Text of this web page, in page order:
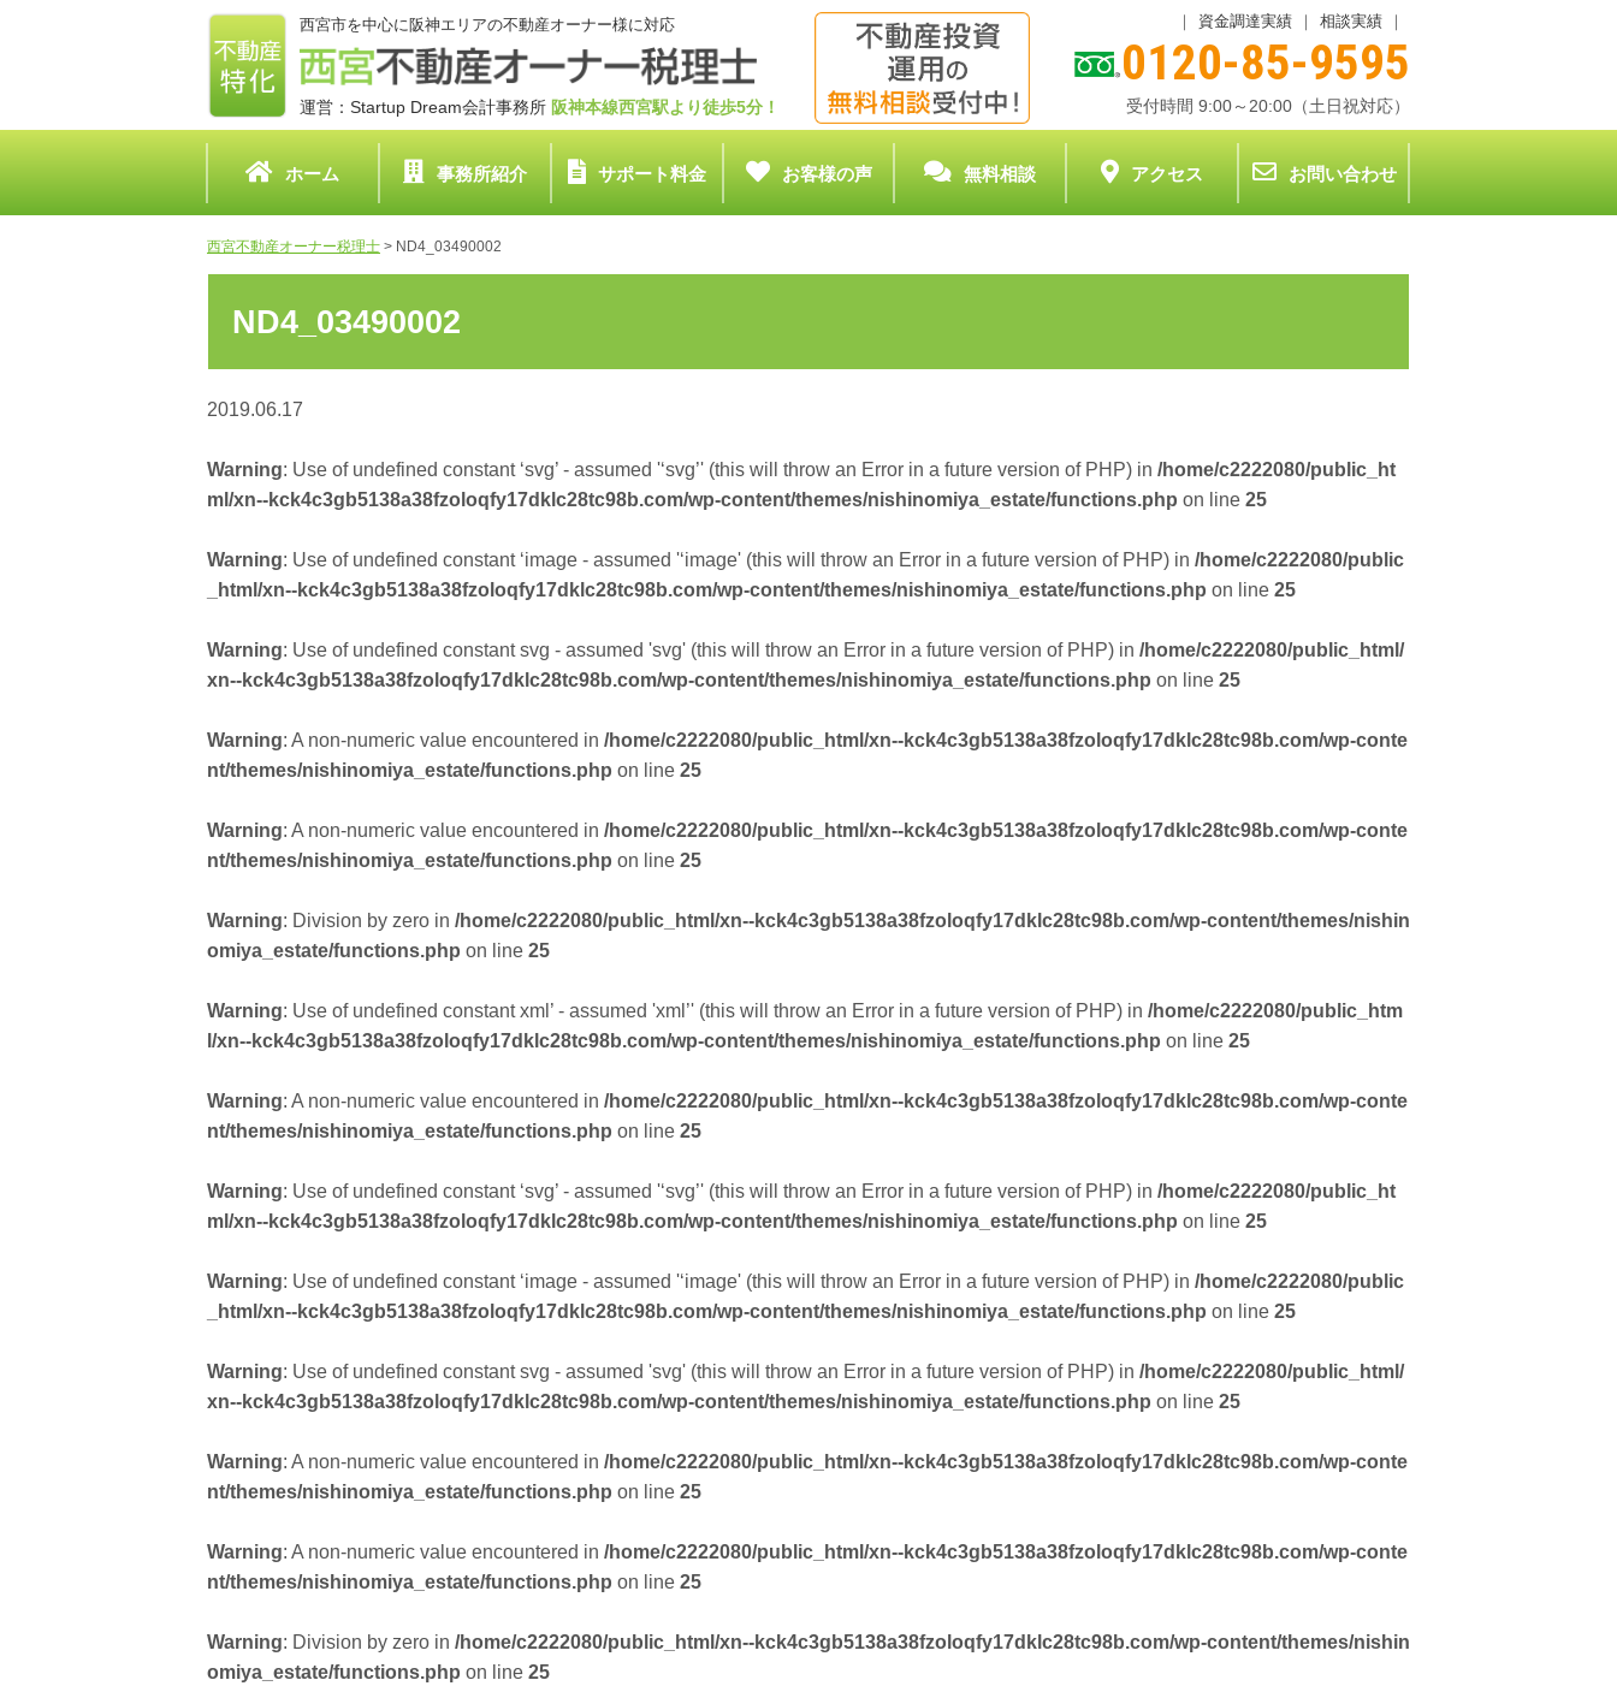
西宮市を中心に阪神エリアの不動産オーナー様に対応
運営：Startup Dream会計事務所 阪神本線西宮駅より徒歩5分！
｜ 資金調達実績 ｜ 相談実績 ｜
0120-85-9595
受付時間 9:00～20:00（土日祝対応）
ホーム 事務所紹介 サポート料金 お客様の声 無料相談 アクセス お問い合わせ
西宮不動産オーナー税理士 > ND4_03490002
ND4_03490002
2019.06.17
Warning: Use of undefined constant ‘svg’ - assumed '‘svg’' (this will throw an Error in a future version of PHP) in /home/c2222080/public_ht
ml/xn--kck4c3gb5138a38fzoloqfy17dklc28tc98b.com/wp-content/themes/nishinomiya_estate/functions.php on line 25
Warning: Use of undefined constant ‘image - assumed '‘image' (this will throw an Error in a future version of PHP) in /home/c2222080/public
_html/xn--kck4c3gb5138a38fzoloqfy17dklc28tc98b.com/wp-content/themes/nishinomiya_estate/functions.php on line 25
Warning: Use of undefined constant svg - assumed 'svg' (this will throw an Error in a future version of PHP) in /home/c2222080/public_html/
xn--kck4c3gb5138a38fzoloqfy17dklc28tc98b.com/wp-content/themes/nishinomiya_estate/functions.php on line 25
Warning: A non-numeric value encountered in /home/c2222080/public_html/xn--kck4c3gb5138a38fzoloqfy17dklc28tc98b.com/wp-conte
nt/themes/nishinomiya_estate/functions.php on line 25
Warning: A non-numeric value encountered in /home/c2222080/public_html/xn--kck4c3gb5138a38fzoloqfy17dklc28tc98b.com/wp-conte
nt/themes/nishinomiya_estate/functions.php on line 25
Warning: Division by zero in /home/c2222080/public_html/xn--kck4c3gb5138a38fzoloqfy17dklc28tc98b.com/wp-content/themes/nishin
omiya_estate/functions.php on line 25
Warning: Use of undefined constant xml’ - assumed 'xml’' (this will throw an Error in a future version of PHP) in /home/c2222080/public_htm
l/xn--kck4c3gb5138a38fzoloqfy17dklc28tc98b.com/wp-content/themes/nishinomiya_estate/functions.php on line 25
Warning: A non-numeric value encountered in /home/c2222080/public_html/xn--kck4c3gb5138a38fzoloqfy17dklc28tc98b.com/wp-conte
nt/themes/nishinomiya_estate/functions.php on line 25
Warning: Use of undefined constant ‘svg’ - assumed '‘svg’' (this will throw an Error in a future version of PHP) in /home/c2222080/public_ht
ml/xn--kck4c3gb5138a38fzoloqfy17dklc28tc98b.com/wp-content/themes/nishinomiya_estate/functions.php on line 25
Warning: Use of undefined constant ‘image - assumed '‘image' (this will throw an Error in a future version of PHP) in /home/c2222080/public
_html/xn--kck4c3gb5138a38fzoloqfy17dklc28tc98b.com/wp-content/themes/nishinomiya_estate/functions.php on line 25
Warning: Use of undefined constant svg - assumed 'svg' (this will throw an Error in a future version of PHP) in /home/c2222080/public_html/
xn--kck4c3gb5138a38fzoloqfy17dklc28tc98b.com/wp-content/themes/nishinomiya_estate/functions.php on line 25
Warning: A non-numeric value encountered in /home/c2222080/public_html/xn--kck4c3gb5138a38fzoloqfy17dklc28tc98b.com/wp-conte
nt/themes/nishinomiya_estate/functions.php on line 25
Warning: A non-numeric value encountered in /home/c2222080/public_html/xn--kck4c3gb5138a38fzoloqfy17dklc28tc98b.com/wp-conte
nt/themes/nishinomiya_estate/functions.php on line 25
Warning: Division by zero in /home/c2222080/public_html/xn--kck4c3gb5138a38fzoloqfy17dklc28tc98b.com/wp-content/themes/nishin
omiya_estate/functions.php on line 25